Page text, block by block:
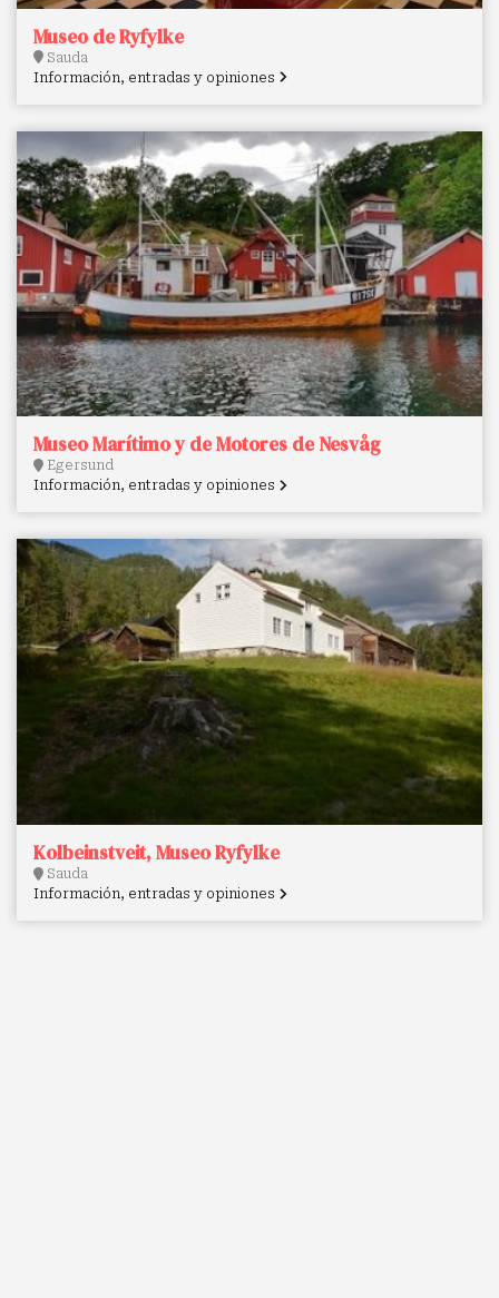
Museo de Ryfylke
Sauda
Información, entradas y opiniones
Museo Marítimo y de Motores de Nesvåg
Egersund
Información, entradas y opiniones
Kolbeinstveit, Museo Ryfylke
Sauda
Información, entradas y opiniones